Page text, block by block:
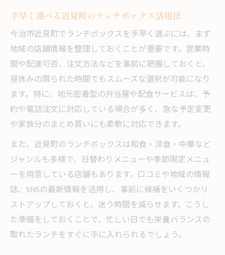
ランチが充実する近見町の持ち帰り活用法
持ち帰りランチで楽しむ近見町の日常
近見町で人気のランチ持ち帰り活用ポイン
ト
テイクアウトで叶える多彩なランチの選択
肢
忙しい日に便利な持ち帰りランチの工夫
近見町で人気の持ち帰りランチの特徴
手早く見つける近見町の便利なランチ方法
近見町で今すぐ見つかるランチボックス
便利に探せる近見町のランチ方法ガイド
地元で活躍するランチボックスの探し方
手間なく見つかるランチボックス活用術
近見町のおすすめランチ方法を徹底解説
手早く選べる近見町のランチボックス活用法
今治市近見町でランチボックスを手早く選ぶには、まず
地域の店舗情報を整理しておくことが重要です。営業時
間や配達可否、注文方法などを事前に把握しておくと、
昼休みの限られた時間でもスムーズな選択が可能になり
ます。特に、地元密着型の弁当屋や配食サービスは、予
約や電話注文に対応している場合が多く、急な予定変更
や家族分のまとめ買いにも柔軟に対応できます。
また、近見町のランチボックスは和食・洋食・中華など
ジャンルも多様で、日替わりメニューや季節限定メニュ
ーを用意している店舗もあります。口コミや地域の情報
誌、SNSの最新情報を活用し、事前に候補をいくつかリ
ストアップしておくと、迷う時間を減らせます。こうし
た準備をしておくことで、忙しい日でも栄養バランスの
取れたランチをすぐに手に入れられるでしょう。